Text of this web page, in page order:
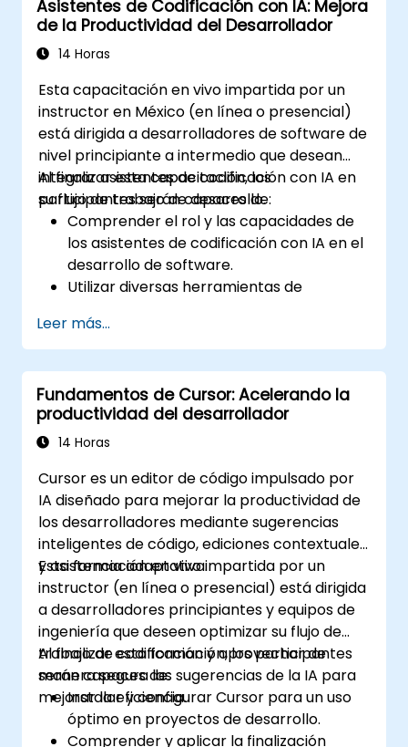
los ciclos de desarrollo aprovechando las
sugerencias de Tabnine.
Asistentes de Codificación con IA: Mejora
de la Productividad del Desarrollador
14 Horas
Esta capacitación en vivo impartida por un
instructor en México (en línea o presencial)
está dirigida a desarrolladores de software de
nivel principiante a intermedio que desean
integrar asistentes de codificación con IA en
su flujo de trabajo de desarrollo.
Al finalizar esta capacitación, los
participantes serán capaces de:
Comprender el rol y las capacidades de
los asistentes de codificación con IA en el
desarrollo de software.
Utilizar diversas herramientas de
automatizar tareas de codificación
rutinarias.
Integrar asistentes de codificación con IA
en su ciclo de vida de desarrollo de
software.
Mejorar su productividad y centrarse en
creativas.
Abordar consideraciones éticas y el uso
responsable de la IA en el desarrollo de
software.
Leer más...
Fundamentos de Cursor: Acelerando la
productividad del desarrollador
14 Horas
Cursor es un editor de código impulsado por
IA diseñado para mejorar la productividad de
los desarrolladores mediante sugerencias
inteligentes de código, ediciones contextuales
y asistencia adaptativa.
Esta formación en vivo impartida por un
instructor (en línea o presencial) está dirigida
a desarrolladores principiantes y equipos de
ingeniería que deseen optimizar su flujo de
trabajo de codificación y aprovechar de
manera segura las sugerencias de la IA para
mejorar la eficiencia.
Al finalizar esta formación, los participantes
serán capaces de:
Instalar y configurar Cursor para un uso
óptimo en proyectos de desarrollo.
Comprender y aplicar la finalización